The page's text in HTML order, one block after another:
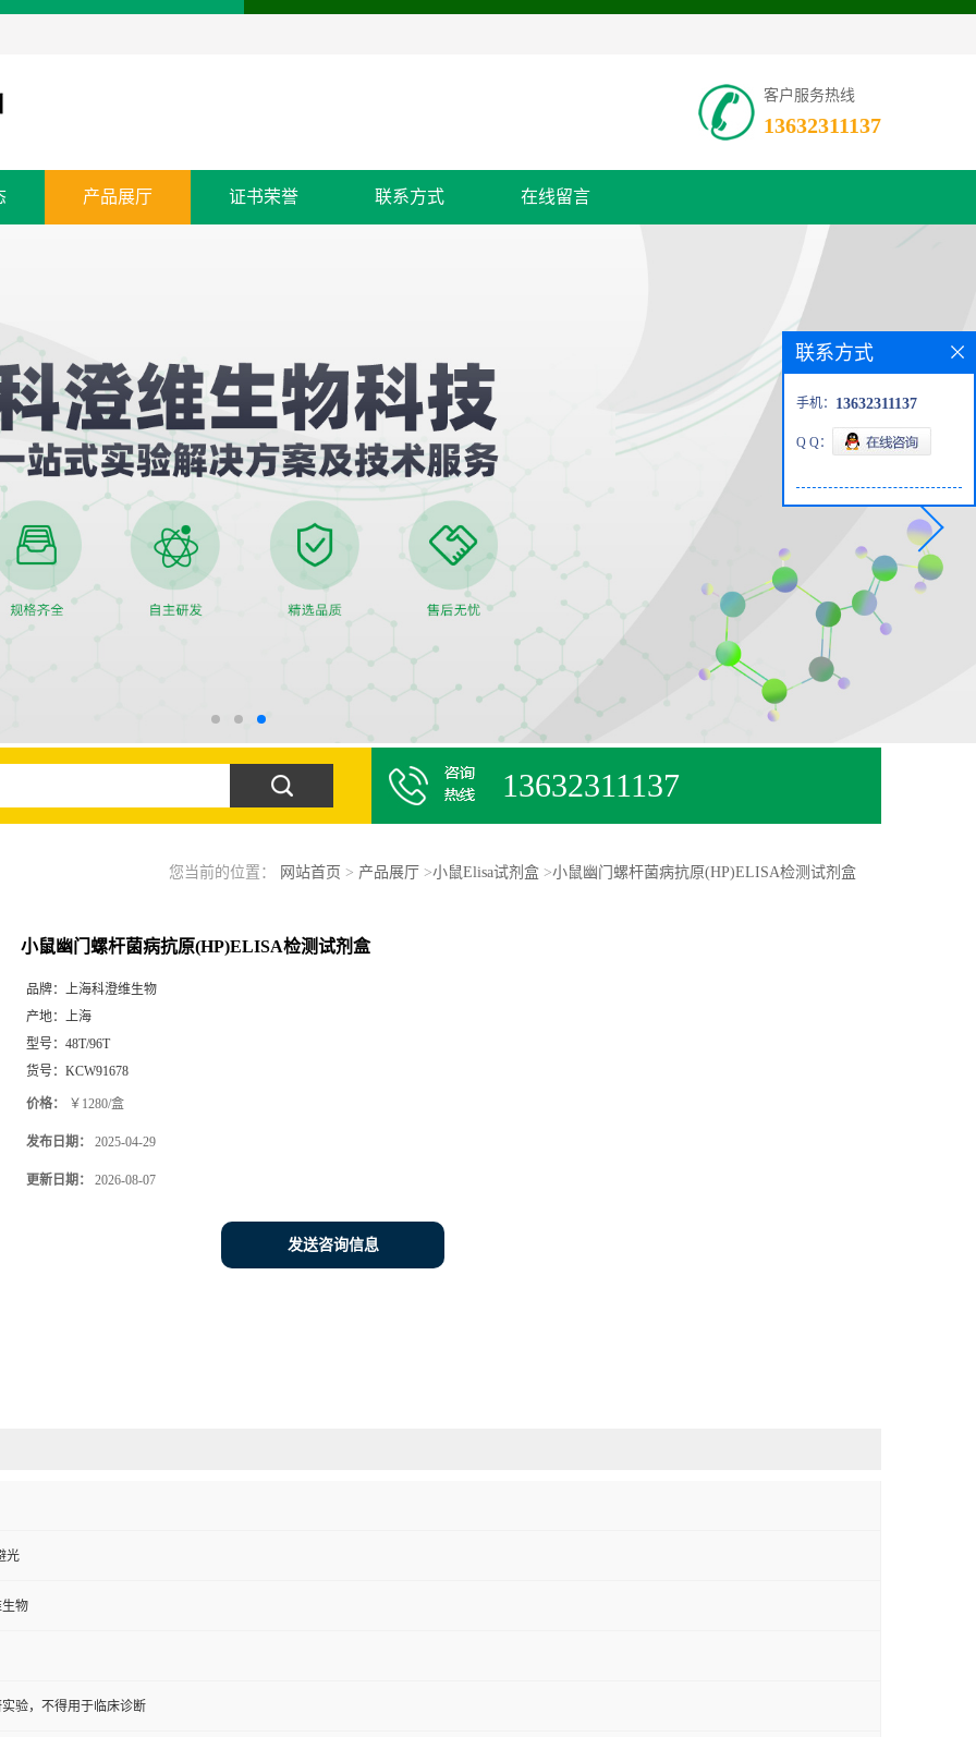
客户服务热线
13632311137
产品展厅 证书荣誉 联系方式 在线留言
13632311137
您当前的位置： 网站首页 > 产品展厅 >小鼠Elisa试剂盒>小鼠幽门螺杆菌病抗原(HP)ELISA检测试剂盒
小鼠幽门螺杆菌病抗原(HP)ELISA检测试剂盒
品牌： 上海科澄维生物
产地： 上海
型号： 48T/96T
货号： KCW91678
价格： ￥1280/盒
发布日期： 2025-04-29
更新日期： 2026-08-07
发送咨询信息
光
物
验，不得用于临床诊断
联系方式
手机： 13632311137
Q Q：